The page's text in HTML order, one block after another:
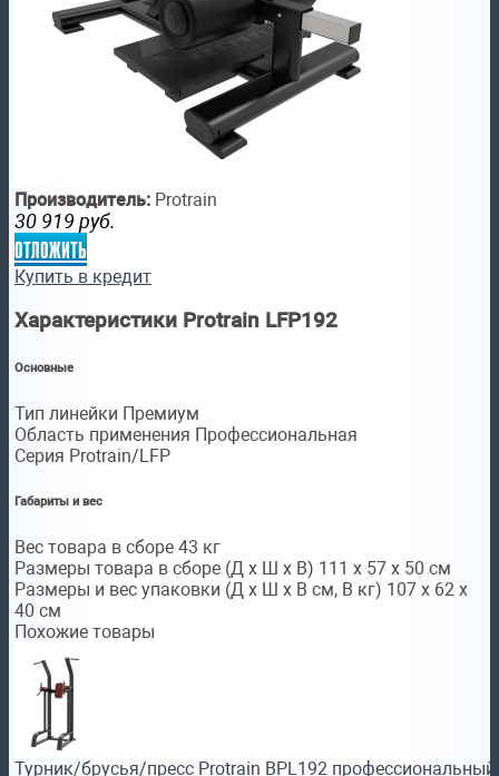
Производитель: Protrain
30 919 руб.
отложить
Купить в кредит
Характеристики Protrain LFP192
Основные
Тип линейки Премиум
Область применения Профессиональная
Серия Protrain/LFP
Габариты и вес
Вес товара в сборе 43 кг
Размеры товара в сборе (Д x Ш x В) 111 х 57 х 50 см
Размеры и вес упаковки (Д x Ш x В см, В кг) 107 х 62 х
40 см
Похожие товары
Турник/брусья/пресс Protrain BPL192